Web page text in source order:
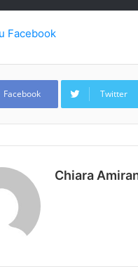
Facebook
Facebook Twitter
Chiara